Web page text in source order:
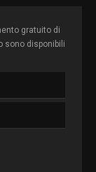
gratuito di
sono disponibili